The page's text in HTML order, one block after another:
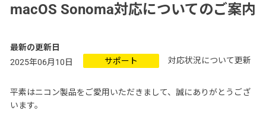
macOS Sonoma対応についてのご案内
最新の更新日
2025年06月10日
サポート 対応状況について更新
平素はニコン製品をご愛用いただきまして、誠にありがとうござ
います。